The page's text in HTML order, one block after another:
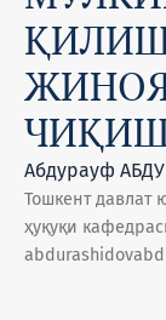
Абдурауф
Тошкент давлат
ҳуқуқи